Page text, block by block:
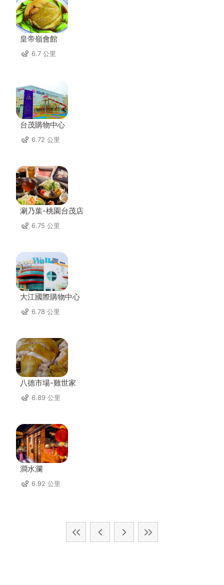
皇帝嶺會館
6.7 公里
台茂購物中心
6.72 公里
涮乃葉-桃園台茂店
6.75 公里
大江國際購物中心
6.78 公里
八德市場-雞世家
6.89 公里
澗水瀾
6.92 公里